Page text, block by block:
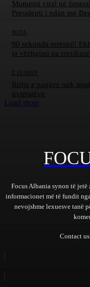
Momenti viral në
Presidenti i ndan me
BOTA
90 sekonda errësirë!
ta vëzhgoni pa
E FUNDIT
Rritja e pagave nuk
qytetarëve
Load more
Focus Albania synon të
informacionet më të fundit
nevojshme lexuesve tanë
Contact